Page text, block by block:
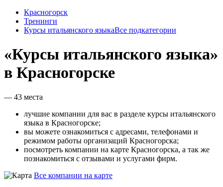
Красногорск
Тренинги
Курсы итальянского языкаВсе подкатегории
«Курсы итальянского языка»
в Красногорске
— 43 места
лучшие компании для вас в разделе курсы итальянского
языка в Красногорске;
вы можете ознакомиться с адресами, телефонами и
режимом работы организаций Красногорска;
посмотреть компании на карте Красногорска, а так же
познакомиться с отзывами и услугами фирм.
Все компании на карте